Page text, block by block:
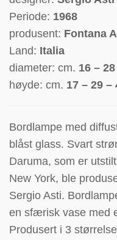
Periode: 1968
produsent: Fontana
Land: Italia
diameter: cm. 16 –
høyde: cm. 17 – 29 –
Bordlampe med
blåst glass. Svart
Daruma, som er
New York, ble
Sergio Asti.
en sfærisk vase med
Produsert i 3